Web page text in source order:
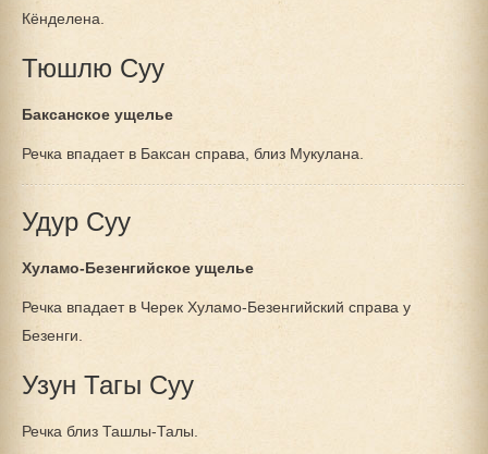
Кёнделена.
Тюшлю Суу
Баксанское ущелье
Речка впадает в Баксан справа, близ Мукулана.
Удур Суу
Хуламо-Безенгийское ущелье
Речка впадает в Черек Хуламо-Безенгийский справа у
Безенги.
Узун Тагы Суу
Речка близ Ташлы-Талы.